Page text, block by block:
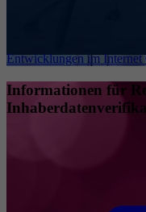
Entwicklungen im
Informationen für